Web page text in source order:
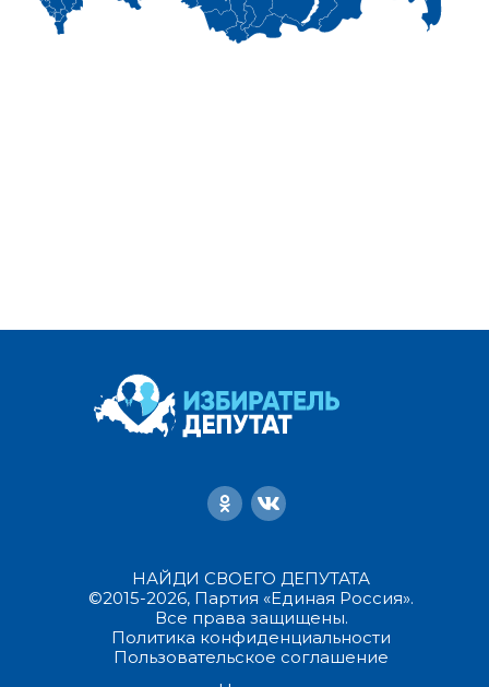
НАЙДИ СВОЕГО ДЕПУТАТА
©2015-2026, Партия «Единая Россия».
Все права защищены.
Политика конфиденциальности
Пользовательское соглашение